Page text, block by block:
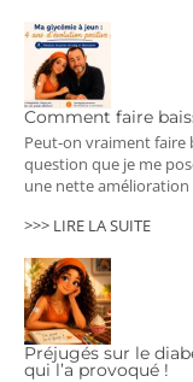
Comment faire
Peut-on vraiment faire
question que je me
une nette amélioration
>>> LIRE LA SUITE
Préjugés sur le
qui l’a provoqué !